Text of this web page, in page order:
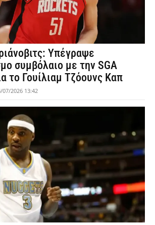
Υπέγραψε
συμβόλαιο με την SGA
το Γουίλιαμ Τζόουνς Καπ
07/2026 13:42